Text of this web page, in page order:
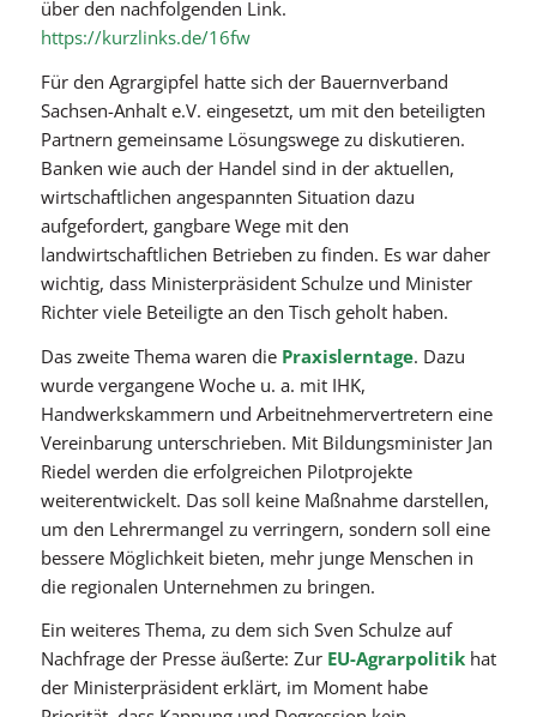
über den nachfolgenden Link.
https://kurzlinks.de/16fw
Für den Agrargipfel hatte sich der Bauernverband
Sachsen-Anhalt e.V. eingesetzt, um mit den beteiligten
Partnern gemeinsame Lösungswege zu diskutieren.
Banken wie auch der Handel sind in der aktuellen,
wirtschaftlichen angespannten Situation dazu
aufgefordert, gangbare Wege mit den
landwirtschaftlichen Betrieben zu finden. Es war daher
wichtig, dass Ministerpräsident Schulze und Minister
Richter viele Beteiligte an den Tisch geholt haben.
Das zweite Thema waren die Praxislerntage. Dazu
wurde vergangene Woche u. a. mit IHK,
Handwerkskammern und Arbeitnehmervertretern eine
Vereinbarung unterschrieben. Mit Bildungsminister Jan
Riedel werden die erfolgreichen Pilotprojekte
weiterentwickelt. Das soll keine Maßnahme darstellen,
um den Lehrermangel zu verringern, sondern soll eine
bessere Möglichkeit bieten, mehr junge Menschen in
die regionalen Unternehmen zu bringen.
Ein weiteres Thema, zu dem sich Sven Schulze auf
Nachfrage der Presse äußerte: Zur EU-Agrarpolitikhat
der Ministerpräsident erklärt, im Moment habe